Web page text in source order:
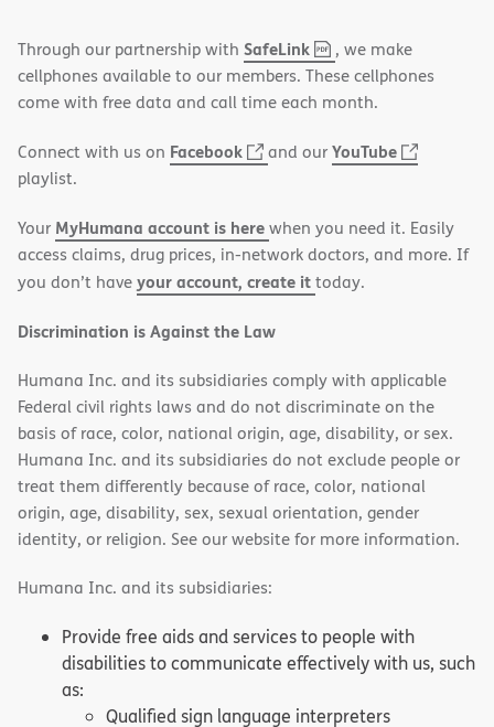
Through our partnership with SafeLink,
PDF
(opens
in
new
, we make
cellphones available to our members. These cellphones
come with free data and call time each month.
Connect with us on Facebook
(opens
window)
and ourYouTube
(opens
window)
playlist.
Your MyHumana account is herewhen you need it. Easily
access claims, drug prices, in-network doctors, and more. If
you don’t haveyour account, create ittoday.
Discrimination is Against the Law
Humana Inc. and its subsidiaries comply with applicable
Federal civil rights laws and do not discriminate on the
basis of race, color, national origin, age, disability, or sex.
Humana Inc. and its subsidiaries do not exclude people or
treat them differently because of race, color, national
origin, age, disability, sex, sexual orientation, gender
identity, or religion. See our website for more information.
Humana Inc. and its subsidiaries:
Provide free aids and services to people with
disabilities to communicate effectively with us, such
as:
Qualified sign language interpreters